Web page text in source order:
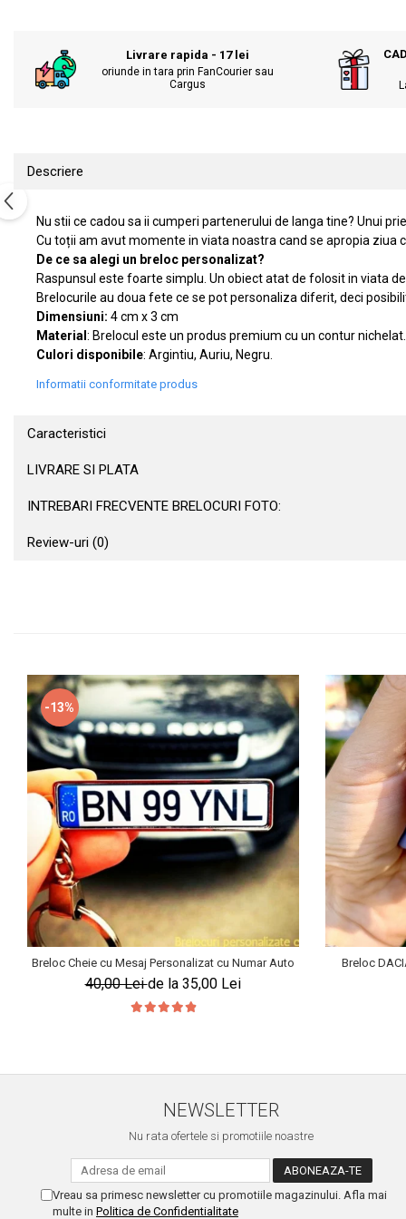
Moto
Pentru mama
Echipe de fotbal
Brelocuri cu mesaje amuzante
Dupa varsta
Nou nascuti
30 ani
50 ani
60 ani
Livrare rapida - 17 lei
oriunde in tara prin FanCourier sau
Cargus
Descriere
Nu stii ce cadou sa ii cumperi partenerului de langa tine? Unui
Cu toții am avut momente in viata noastra cand se apropia ziua
De ce sa alegi un breloc personalizat?
Raspunsul este foarte simplu. Un obiect atat de folosit in viata
Brelocurile au doua fete ce se pot personaliza diferit, deci
Dimensiuni: 4 cm x 3 cm
Material : Brelocul este un produs premium cu un contur
Culori disponibile: Argintiu, Auriu, Negru.
Informatii conformitate produs
Caracteristici
LIVRARE SI PLATA
INTREBARI FRECVENTE BRELOCURI FOTO:
Review-uri (0)
-13%
Breloc Cheie cu Mesaj Personalizat cu Numar Auto
40,00 Leide la 35,00 Lei
Breloc
NEWSLETTER
Nu rata ofertele si promotiile noastre
Vreau sa primesc newsletter cu promotiile magazinului. Afla mai
multe in Politica de Confidentialitate